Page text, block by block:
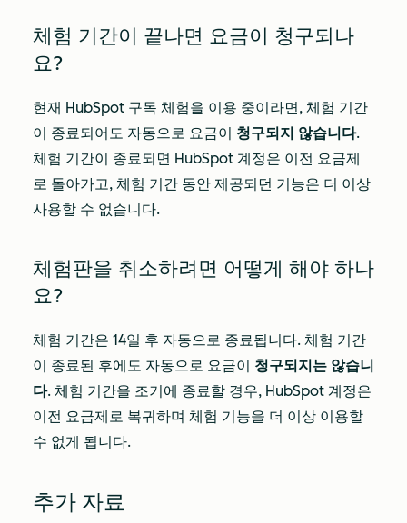
체험 기간이 끝나면 요금이 청구되나
요?
현재 HubSpot 구독 체험을 이용 중이라면, 체험 기간
이 종료되어도 자동으로 요금이 청구되지 않습니다.
체험 기간이 종료되면 HubSpot 계정은 이전 요금제
로 돌아가고, 체험 기간 동안 제공되던 기능은 더 이상
사용할 수 없습니다.
체험판을 취소하려면 어떻게 해야 하나
요?
체험 기간은 14일 후 자동으로 종료됩니다. 체험 기간
이 종료된 후에도 자동으로 요금이 청구되지는 않습니
다. 체험 기간을 조기에 종료할 경우, HubSpot 계정은
이전 요금제로 복귀하며 체험 기능을 더 이상 이용할
수 없게 됩니다.
추가 자료